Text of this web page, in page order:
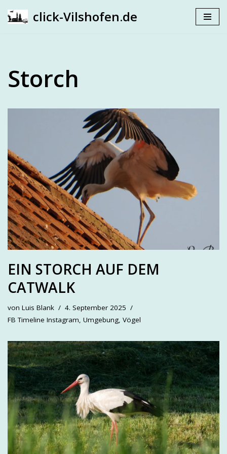
click-Vilshofen.de
Storch
EIN STORCH AUF DEM
CATWALK
von Luis Blank
4. September 2025
FB Timeline Instagram, Umgebung, Vögel